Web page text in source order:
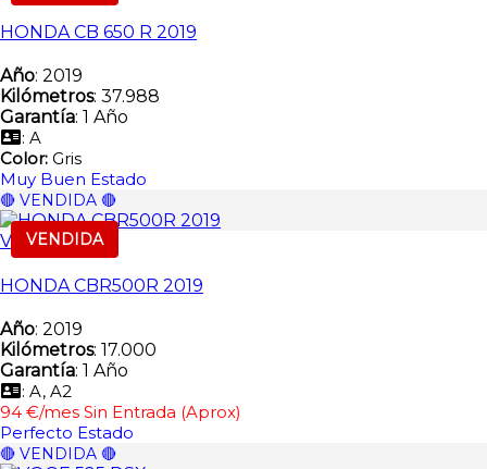
HONDA CB 650 R 2019
Año: 2019
Kilómetros: 37.988
Garantía: 1 Año
: A
Color: Gris
Muy Buen Estado
🔴 VENDIDA 🔴
VENDIDA
Vendida
HONDA CBR500R 2019
Año: 2019
Kilómetros: 17.000
Garantía: 1 Año
: A, A2
94 €/mes Sin Entrada (Aprox)
Perfecto Estado
🔴 VENDIDA 🔴